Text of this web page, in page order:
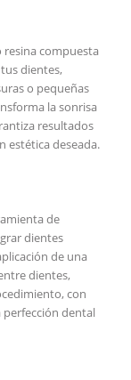
resina compuesta
dientes,
o pequeñas
la sonrisa
resultados
estética deseada.
de
dientes
de una
dientes,
con
perfección dental